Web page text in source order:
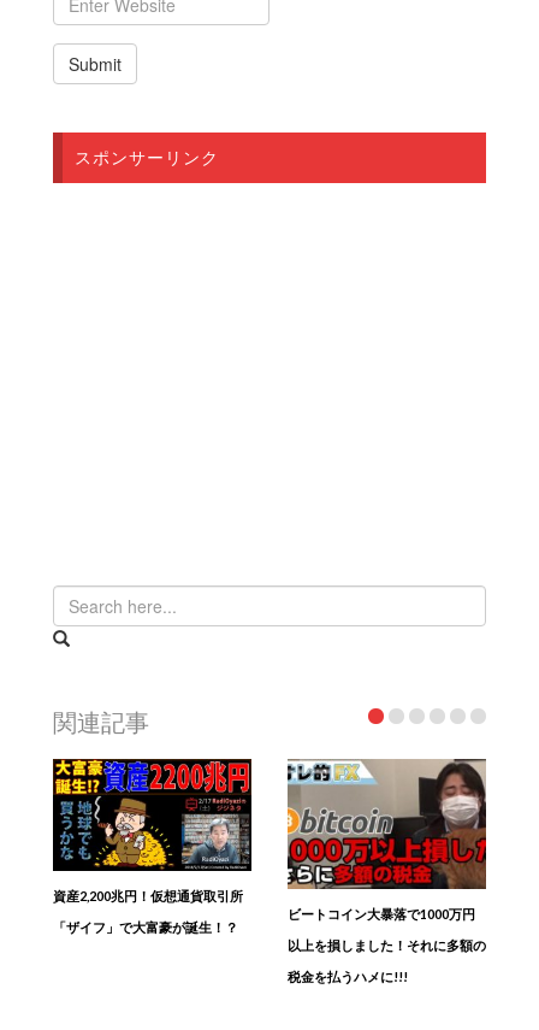
スポンサーリンク
関連記事
資産2,200兆円！仮想通貨取引所
「ザイフ」で大富豪が誕生！？
ビートコイン大暴落で1000万円
以上を損しました！それに多額の
税金を払うハメに!!!